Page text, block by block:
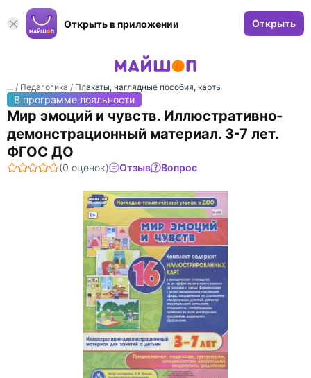
Открыть в приложении Открыть
... / Педагогика / Плакаты, наглядные пособия, карты
В программе лояльности
Мир эмоций и чувств. Иллюстративно-
демонстрационный материал. 3-7 лет.
ФГОС ДО
(0 оценок) Отзыв Вопрос